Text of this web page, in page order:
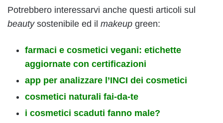
Potrebbero interessarvi anche questi articoli sul
beautysostenibile ed il makeup green:
farmaci e cosmetici vegani: etichette
aggiornate con certificazioni
app per analizzare l’INCI dei cosmetici
cosmetici naturali fai-da-te
i cosmetici scaduti fanno male?